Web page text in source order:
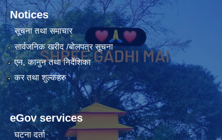
Notices
सूचना तथा समाचार
सार्वजनिक खरीद /बोलपत्र सूचना
एन, कानुन तथा निर्देशिका
कर तथा शुल्कहरु
eGov services
घटना दर्ता